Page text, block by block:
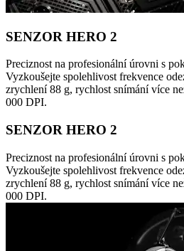
SENZOR HERO 2
Preciznost na profesionální úrovni s
Vyzkoušejte spolehlivost frekvence
zrychlení 88 g, rychlost snímání více
000 DPI.
SENZOR HERO 2
Preciznost na profesionální úrovni s
Vyzkoušejte spolehlivost frekvence
zrychlení 88 g, rychlost snímání více
000 DPI.